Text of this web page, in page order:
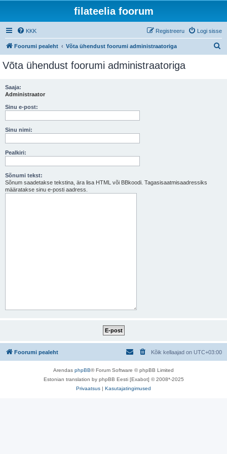
filateelia foorum
KKK Logi sisse
Registreeru
Foorumi pealeht Võta ühendust foorumi administraatoriga
Võta ühendust foorumi administraatoriga
Saaja:
Administraator
Sinu e-post:
Sinu nimi:
Pealkiri:
Sõnumi tekst:
Sõnum saadetakse tekstina, ära lisa HTML või BBkoodi. Tagasisaatmisaadressiks
määratakse sinu e-posti aadress.
Foorumi pealeht Kõik kellaajad on UTC+03:00
Arendas phpBB® Forum Software © phpBB Limited
Estonian translation by phpBB Eesti [Exabot] © 2008*-2025
Privaatsus | Kasutajatingimused